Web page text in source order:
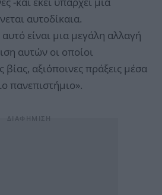
αυτοδίκαια.
είναι μια μεγάλη αλλαγή
αυτών οι οποίοι
βίας, αξιόποινες πράξεις μέσα
πανεπιστήμιο».